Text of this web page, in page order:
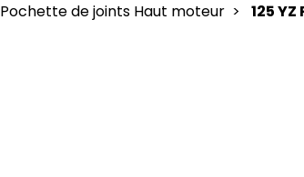
Pochette de joints Haut moteur 125